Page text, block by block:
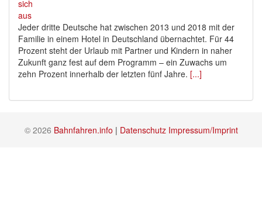
Jeder dritte Deutsche hat zwischen 2013 und 2018 mit der
Familie in einem Hotel in Deutschland übernachtet. Für 44
Prozent steht der Urlaub mit Partner und Kindern in naher
Zukunft ganz fest auf dem Programm – ein Zuwachs um
zehn Prozent innerhalb der letzten fünf Jahre. [...]
© 2026 Bahnfahren.info | Datenschutz Impressum/Imprint